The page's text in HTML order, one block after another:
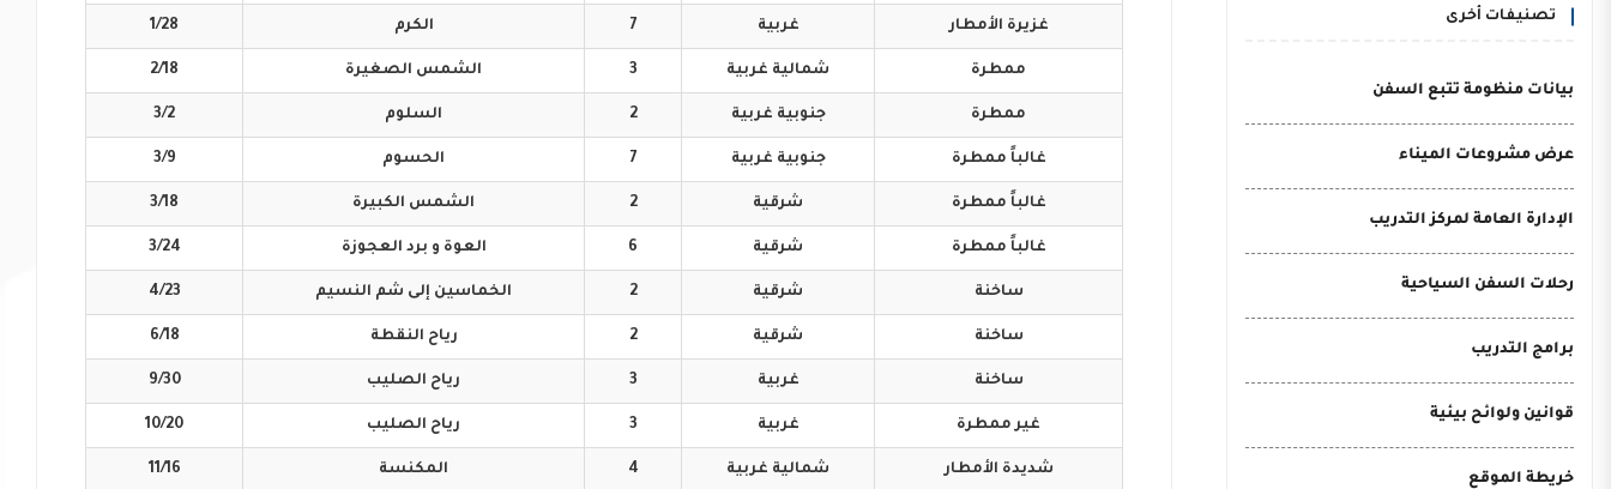
تصنيفات أخرى
بيانات منظومة تتبع السفن
عرض مشروعات الميناء
الإدارة العامة لمركز التدريب
رحلات السفن السياحية
برامج التدريب
قوانين ولوائح بيئية
خريطة الموقع
غزيرة الأمطار غربية 7 الكرم 1/28
ممطرة شمالية غربية 3 الشمس الصغيرة 2/18
ممطرة جنوبية غربية 2 السلوم 3/2
غالباً ممطرة جنوبية غربية 7 الحسوم 3/9
غالباً ممطرة شرقية 2 الشمس الكبيرة 3/18
غالباً ممطرة شرقية 6 العوة و برد العجوزة 3/24
ساخنة شرقية 2 الخماسين إلى شم النسيم 4/23
ساخنة شرقية 2 رياح النقطة 6/18
ساخنة غربية 3 رياح الصليب 9/30
غير ممطرة غربية 3 رياح الصليب 10/20
شديدة الأمطار شمالية غربية 4 المكنسة 11/16